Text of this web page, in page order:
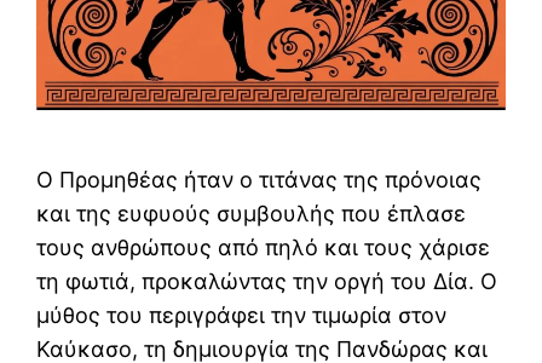
Ο Προμηθέας ήταν ο τιτάνας της πρόνοιας
και της ευφυούς συμβουλής που έπλασε
τους ανθρώπους από πηλό και τους χάρισε
τη φωτιά, προκαλώντας την οργή του Δία. Ο
μύθος του περιγράφει την τιμωρία στον
Καύκασο, τη δημιουργία της Πανδώρας και